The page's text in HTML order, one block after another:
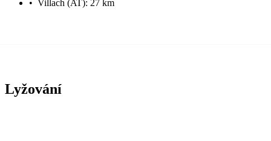
• Villach (AT): 27 km
Lyžování